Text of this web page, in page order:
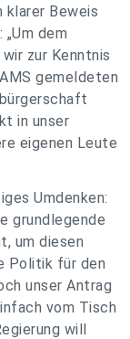
klarer Beweis
dem
zur Kenntnis
gemeldeten
in unser
eigenen Leute
Umdenken:
grundlegende
um diesen
Politik für den
unser Antrag
vom Tisch
will